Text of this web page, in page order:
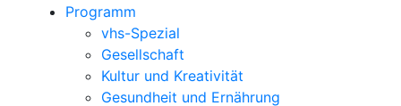
Programm
vhs-Spezial
Gesellschaft
Kultur und Kreativität
Gesundheit und Ernährung